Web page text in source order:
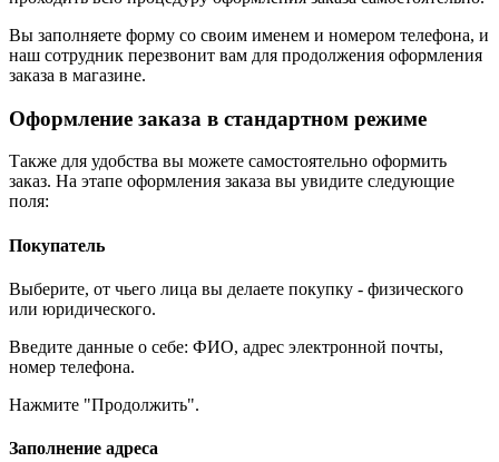
Вы заполняете форму со своим именем и номером телефона, и
наш сотрудник перезвонит вам для продолжения оформления
заказа в магазине.
Оформление заказа в стандартном режиме
Также для удобства вы можете самостоятельно оформить
заказ. На этапе оформления заказа вы увидите следующие
поля:
Покупатель
Выберите, от чьего лица вы делаете покупку - физического
или юридического.
Введите данные о себе: ФИО, адрес электронной почты,
номер телефона.
Нажмите "Продолжить".
Заполнение адреса